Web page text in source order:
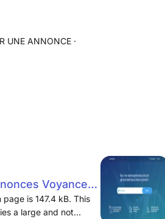
UNE ANNONCE ·
Voyance
et Audiotels
is 147.4 kB. This
a large and not